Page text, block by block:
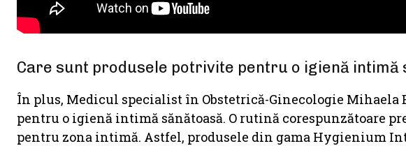
Care sunt produsele potrivite pentru o igienă intimă
În plus, Medicul specialist în Obstetrică-Ginecologie Mihaela
pentru o igienă intimă sănătoasă. O rutină corespunzătoare
pentru zona intimă. Astfel, produsele din gama Hygienium